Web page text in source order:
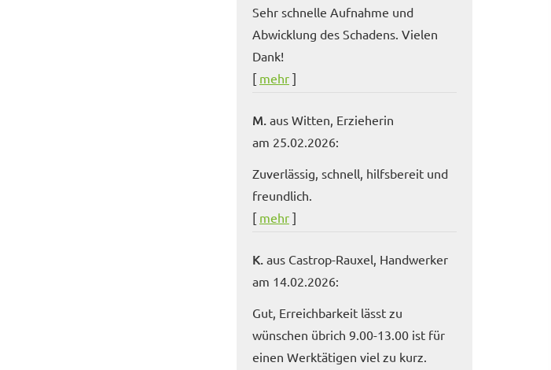
Sehr schnelle Aufnahme und
Abwicklung des Schadens. Vielen
Dank!
[ mehr ]
M. aus Witten, Erzieherin
am 25.02.2026:
Zuverlässig, schnell, hilfsbereit und
freundlich.
[ mehr ]
K. aus Castrop-Rauxel, Handwerker
am 14.02.2026:
Gut, Erreichbarkeit lässt zu
wünschen übrich 9.00-13.00 ist für
einen Werktätigen viel zu kurz.